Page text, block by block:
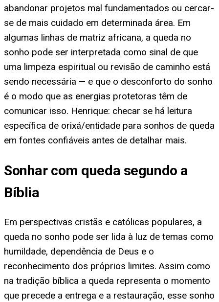
abandonar projetos mal fundamentados ou cercar-
se de mais cuidado em determinada área. Em
algumas linhas de matriz africana, a queda no
sonho pode ser interpretada como sinal de que
uma limpeza espiritual ou revisão de caminho está
sendo necessária — e que o desconforto do sonho
é o modo que as energias protetoras têm de
comunicar isso. Henrique: checar se há leitura
específica de orixá/entidade para sonhos de queda
em fontes confiáveis antes de detalhar mais.
Sonhar com queda segundo a
Bíblia
Em perspectivas cristãs e católicas populares, a
queda no sonho pode ser lida à luz de temas como
humildade, dependência de Deus e o
reconhecimento dos próprios limites. Assim como
na tradição bíblica a queda representa o momento
que precede a entrega e a restauração, esse sonho